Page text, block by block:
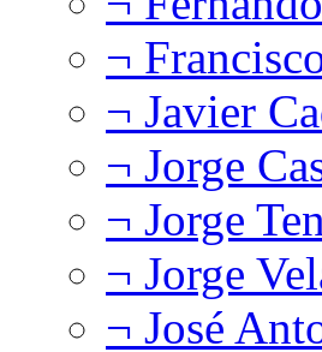
¬
¬ Javier
¬ Jorge
¬ Jorge
¬ Jorge
¬ José